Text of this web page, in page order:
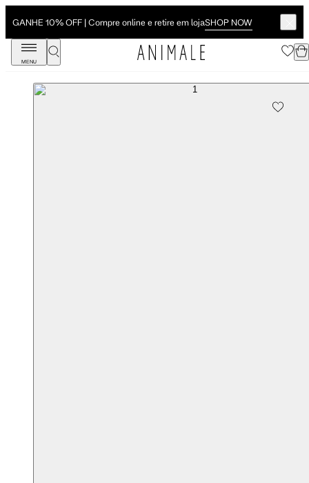
GANHE 10% OFF | Compre online e retire em lojaSHOP NOW
MENU